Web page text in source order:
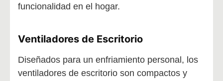
funcionalidad en el hogar.
Ventiladores de Escritorio
Diseñados para un enfriamiento personal, los
ventiladores de escritorio son compactos y